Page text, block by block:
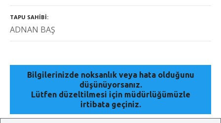
TAPU SAHIBI
ADNAN BAŞ
Bilgilerinizde noksanlık veya hata olduğunu
düşünüyorsanız.
Lütfen düzeltilmesi için müdürlüğümüzle
irtibata geçiniz.